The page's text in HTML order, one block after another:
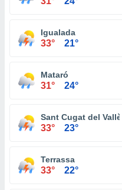
Igualada
33° 21°
Mataró
31° 24°
Sant Cugat del Vallès
33° 23°
Terrassa
33° 22°